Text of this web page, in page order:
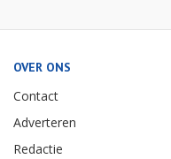
OVER ONS
Contact
Adverteren
Redactie